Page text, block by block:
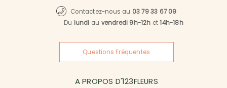
Contactez-nous au 03 79 33 67 09
Du lundi au vendredi 9h-12h et14h-18h
Questions Fréquentes
A PROPOS D'123FLEURS